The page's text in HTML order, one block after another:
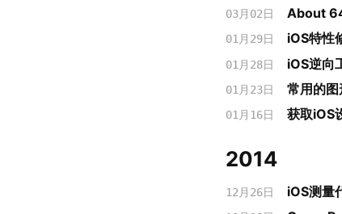
03月02日 About
01月29日 iOS特性
01月28日 iOS逆
01月23日 常用的
01月16日 获取iOS
2014
12月26日 iOS测量